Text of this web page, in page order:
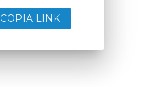
COPIA LINK